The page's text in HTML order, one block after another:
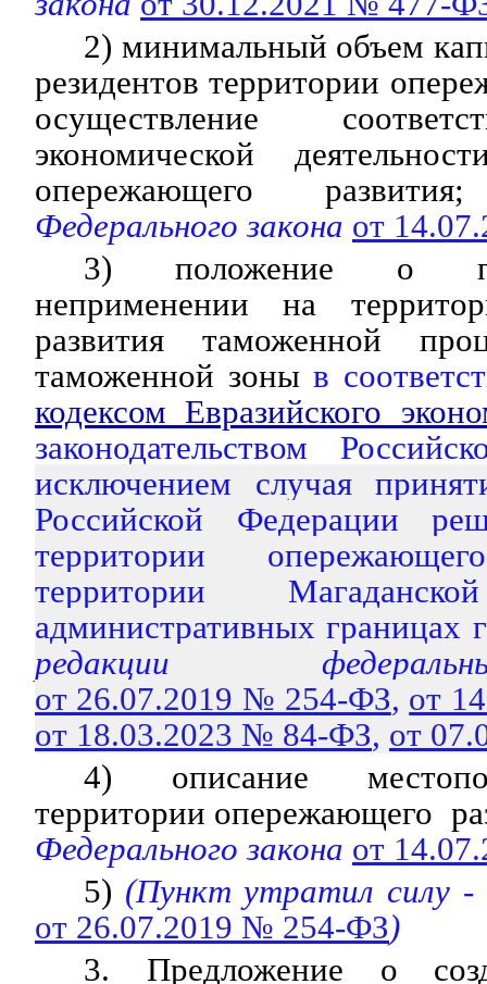
2) минимальный объем
резидентов территории
осуществление
экономической
опережающего развития;
Федерального закона от
3) положение о
неприменении на
развития таможенной
таможенной зоныв
кодексом Евразийского
законодательством
исключением случая
Российской Федерации
территории
территории
административных границах
редакции
от 26.07.2019 № 254-ФЗ, от
от 18.03.2023 № 84-ФЗ, от
4) описание
территории опережающего
Федерального закона от
5) (Пункт утратил силу -
от 26.07.2019 № 254-ФЗ)
3. Предложение о